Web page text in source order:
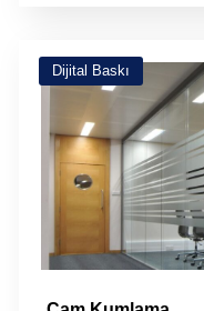
Dijital Baskı